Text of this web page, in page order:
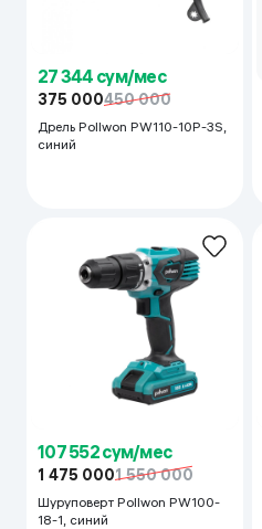
27 344 сум/мес
375 000450 000
Дрель Pollwon PW110-10P-3S,
синий
107 552 сум/мес
1 475 0001 550 000
Шуруповерт Pollwon PW100-
18-1, синий